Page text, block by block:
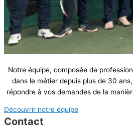
Notre équipe, composée de
dans le métier depuis plus de 30
répondre à vos demandes de la
Découvrir notre équipe
Contact